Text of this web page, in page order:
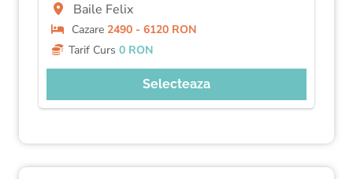
Baile Felix
Cazare 2490 - 6120 RON
Tarif Curs 0 RON
Selecteaza